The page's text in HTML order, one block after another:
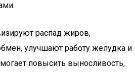
распад жиров,
улучшают работу желудка и
повысить выносливость,